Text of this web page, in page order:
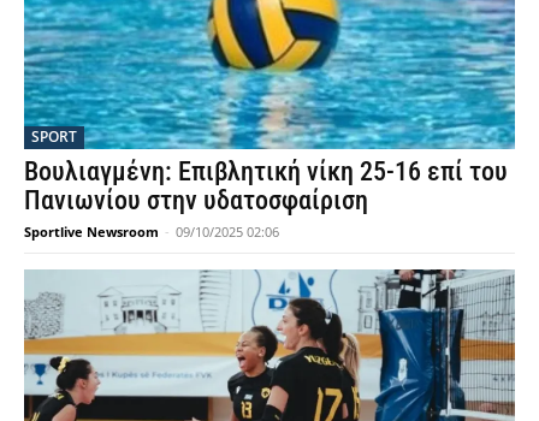
SPORT
Βουλιαγμένη: Επιβλητική νίκη 25-16 επί του
Πανιωνίου στην υδατοσφαίριση
Sportlive Newsroom - 09/10/2025 02:06